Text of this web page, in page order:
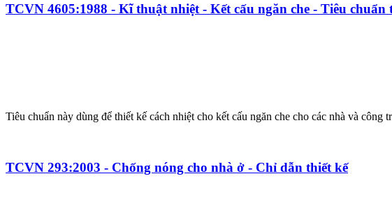
TCVN 4605:1988 - Kĩ thuật nhiệt - Kết cấu ngăn che - Tiêu chuẩn
Tiêu chuẩn này dùng để thiết kế cách nhiệt cho kết cấu ngăn che cho các nhà và
TCVN 293:2003 - Chống nóng cho nhà ở - Chỉ dẫn thiết kế